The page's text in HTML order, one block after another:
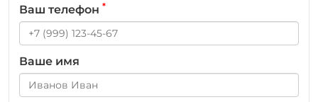
Ваш телефон *
Ваше имя